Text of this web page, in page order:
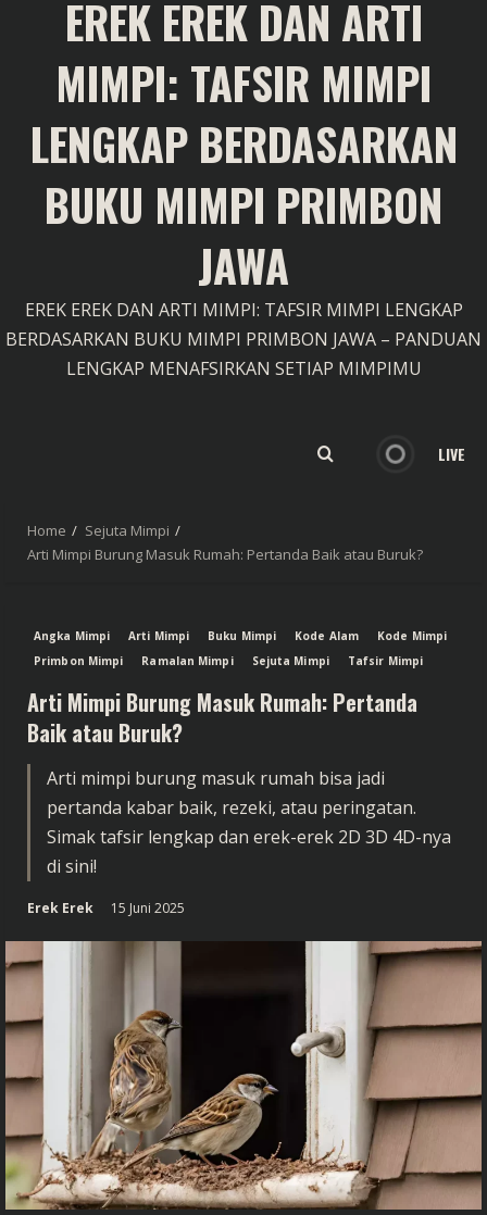
EREK EREK DAN ARTI
MIMPI: TAFSIR MIMPI
LENGKAP BERDASARKAN
BUKU MIMPI PRIMBON
JAWA
EREK EREK DAN ARTI MIMPI: TAFSIR MIMPI LENGKAP
BERDASARKAN BUKU MIMPI PRIMBON JAWA – PANDUAN
LENGKAP MENAFSIRKAN SETIAP MIMPIMU
LIVE
Home
Sejuta Mimpi
Arti Mimpi Burung Masuk Rumah: Pertanda Baik atau Buruk?
Angka Mimpi Arti Mimpi Buku Mimpi Kode Alam
Kode Mimpi
Primbon Mimpi
Ramalan Mimpi Sejuta Mimpi Tafsir Mimpi
Arti Mimpi Burung Masuk Rumah: Pertanda
Baik atau Buruk?
Arti mimpi burung masuk rumah bisa jadi
pertanda kabar baik, rezeki, atau peringatan.
Simak tafsir lengkap dan erek-erek 2D 3D 4D-nya
di sini!
Erek Erek 15 Juni 2025